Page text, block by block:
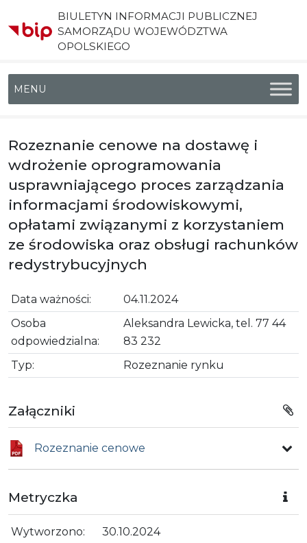
BIULETYN INFORMACJI PUBLICZNEJ
SAMORZĄDU WOJEWÓDZTWA
OPOLSKIEGO
Menu główne
Rozeznanie cenowe na dostawę i
wdrożenie oprogramowania
usprawniającego proces zarządzania
informacjami środowiskowymi,
opłatami związanymi z korzystaniem
ze środowiska oraz obsługi rachunków
redystrybucyjnych
Data ważności:
04.11.2024
Osoba
odpowiedzialna:
Aleksandra Lewicka, tel. 77 44
83 232
Typ:
Rozeznanie rynku
Załączniki
Rozeznanie cenowe
Metryczka
Wytworzono:
30.10.2024